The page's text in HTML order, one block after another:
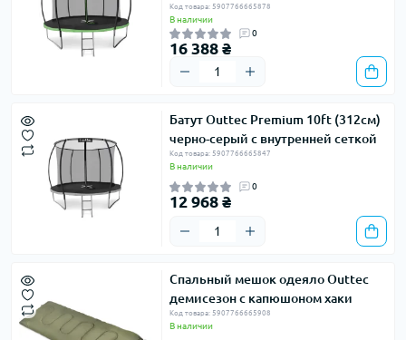
Код товара: 5907766665878
В наличии
0
16 388 ₴
Батут Outtec Premium 10ft (312см)
черно-серый с внутренней сеткой
Код товара: 5907766665847
В наличии
0
12 968 ₴
Спальный мешок одеяло Outtec
демисезон с капюшоном хаки
Код товара: 5907766665908
В наличии